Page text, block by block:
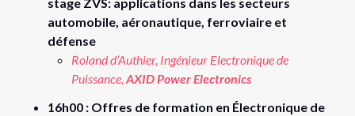
stage ZVS: applications dans les secteurs
automobile, aéronautique, ferroviaire et
défense
Roland d’Authier, Ingénieur Electronique de
Puissance, AXID PowerElectronics
16h00 : Offres de formation en Électronique de